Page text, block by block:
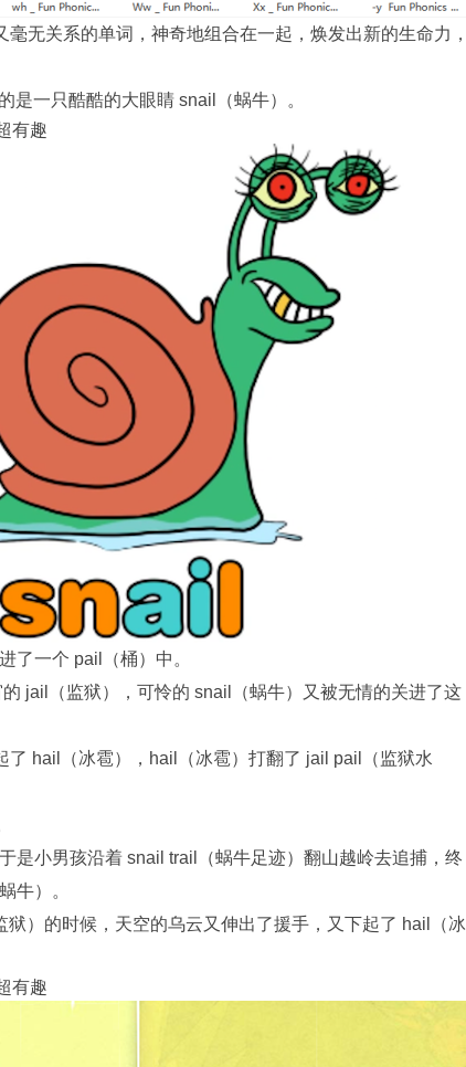
无关系的单词，神奇地组合在一起，焕发出新的生命力，
是一只酷酷的大眼睛 snail（蜗牛）。
有趣
了一个 pail（桶）中。
jail（监狱），可怜的 snail（蜗牛）又被无情的关进了这
了 hail（冰雹），hail（冰雹）打翻了 jail pail（监狱水
是小男孩沿着 snail trail（蜗牛足迹）翻山越岭去追捕，终
牛）。
）的时候，天空的乌云又伸出了援手，又下起了 hail（冰
有趣